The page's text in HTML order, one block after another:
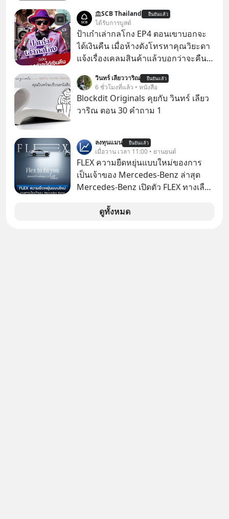
นิวเคลียร์ อัลกอริทึมของ Google ที่ใช้
โค่นล้มแชมป์เก่าอย่าง Yahoo และ
ความฉลาดของ AI ในปัจจุบัน มีอะไรที่
เหมือนกัน? เชื่อหรือไม่ว่า สิ่งเปลี่ยนโลก
ทะเลาะกัน” ของนักคณิตศาสตร์ชาว
รัสเซียสองคนเมื่อกว่าร้อยปีก่อน! จาก
สมการที่เคยถูกมองว่าไร้สาระและไม่มี
ประโยชน์ สู่รากฐานของเทคโนโลยี
สมการนี้เกิดขึ้นได้อย่างไร และมันเข้า
มาพลิกโฉมหน้าประวัติศาสตร์
มนุษยชาติจนถึงยุค AI ได้อย่างไร EP นี้
เราจะมาเจาะลึกเบื้องหลังความลับนี้ไป
พร้อมกันครับ เลือกฟังกันได้เลยนะครับ
ช่อง Geek Forever’s Podcast ของผม
SCB Thailand ยืนยันแล้ว
ได้รับการบูสต์
ป้าเก๋าเล่ากลโกง EP4 ตอนเขาบอกจะ
ได้เงินคืน เมื่อห้างดังโทรหาคุณวิยะดา
แจ้งเรื่องเคลมสินค้าแล้วบอกว่าจะคืน
เรื่องจ้อจี้ หาคำตอบได้ที่ “ป้าเก๋าเล่ากล
โกง” EP4 ตอน “เขาบอกว่าจะได้เงิน
คืน” #ป้าเก๋าเล่ากลโกง #แก้เกมกลโกง
วินทร์ เลียววาริณ ยืนยันแล้ว
6 ชั่วโมงที่แล้ว • หนังสือ
Blockdit Originals คุยกับ วินทร์ เลียว
วาริณ ตอน 30 คำถาม 1
ลงทุนแมน ยืนยันแล้ว
เมื่อวาน เวลา 11:00 • ยานยนต์
FLEX ความยืดหยุ่นแบบใหม่ของการ
เป็นเจ้าของ Mercedes-Benz ล่าสุด
Mercedes-Benz เปิดตัว FLEX ทางเลือก
“Flex to Fit You ยืดได้ตามสไตล์คุณ
ดูทั้งหมด